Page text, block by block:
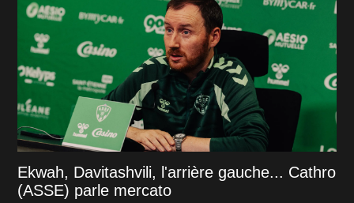
Ekwah, Davitashvili, l'arrière gauche... Cathro
(ASSE) parle mercato